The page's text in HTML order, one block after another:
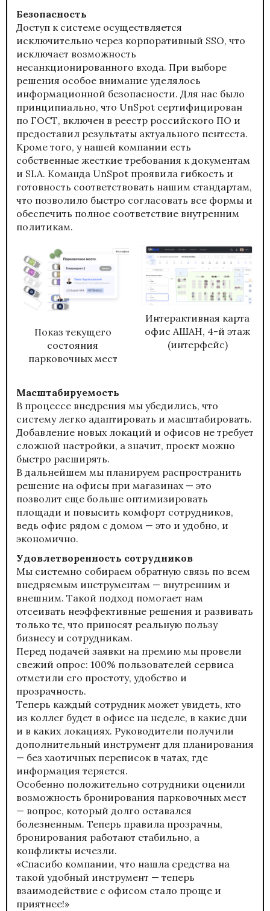
Безопасность
Доступ к системе осуществляется
исключительно через корпоративный SSO, что
исключает возможность
несанкционированного входа. При выборе
решения особое внимание уделялось
информационной безопасности. Для нас было
принципиально, что UnSpot сертифицирован
по ГОСТ, включен в реестр российского ПО и
предоставил результаты актуального пентеста.
Кроме того, у нашей компании есть
собственные жесткие требования к документам
и SLA. Команда UnSpot проявила гибкость и
готовность соответствовать нашим стандартам,
что позволило быстро согласовать все формы и
обеспечить полное соответствие внутренним
политикам.
Показ текущего
состояния
парковочных мест
Интерактивная карта
офис АШАН, 4-й этаж
(интерфейс)
Масштабируемость
В процессе внедрения мы убедились, что
систему легко адаптировать и масштабировать.
Добавление новых локаций и офисов не требует
сложной настройки, а значит, проект можно
быстро расширять.
В дальнейшем мы планируем распространить
решение на офисы при магазинах — это
позволит еще больше оптимизировать
площади и повысить комфорт сотрудников,
ведь офис рядом с домом — это и удобно, и
экономично.
Удовлетворенность сотрудников
Мы системно собираем обратную связь по всем
внедряемым инструментам — внутренним и
внешним. Такой подход помогает нам
отсеивать неэффективные решения и развивать
только те, что приносят реальную пользу
бизнесу и сотрудникам.
Перед подачей заявки на премию мы провели
свежий опрос: 100% пользователей сервиса
отметили его простоту, удобство и
прозрачность.
Теперь каждый сотрудник может увидеть, кто
из коллег будет в офисе на неделе, в какие дни
и в каких локациях. Руководители получили
дополнительный инструмент для планирования
— без хаотичных переписок в чатах, где
информация теряется.
Особенно положительно сотрудники оценили
возможность бронирования парковочных мест
— вопрос, который долго оставался
болезненным. Теперь правила прозрачны,
бронирования работают стабильно, а
конфликты исчезли.
«Спасибо компании, что нашла средства на
такой удобный инструмент — теперь
взаимодействие с офисом стало проще и
приятнее!»